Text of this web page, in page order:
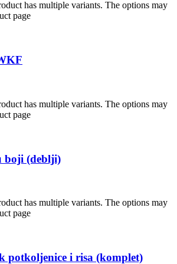
has multiple variants. The options may
page
has multiple variants. The options may
page
boji (deblji)
has multiple variants. The options may
page
potkoljenice i risa (komplet)